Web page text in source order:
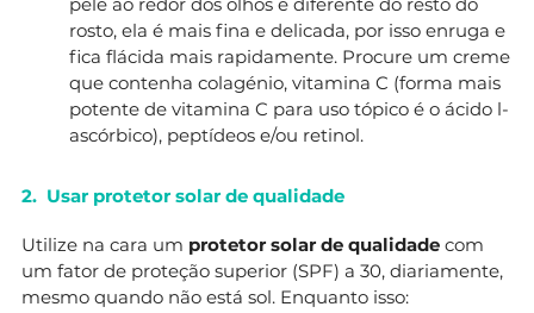
pele ao redor dos olhos é diferente do resto do
rosto, ela é mais fina e delicada, por isso enruga e
fica flácida mais rapidamente. Procure um creme
que contenha colagénio, vitamina C (forma mais
potente de vitamina C para uso tópico é o ácido l-
ascórbico), peptídeos e/ou retinol.
2. Usar protetor solar de qualidade
Utilize na cara um protetor solar de qualidade com
um fator de proteção superior (SPF) a 30, diariamente,
mesmo quando não está sol. Enquanto isso: